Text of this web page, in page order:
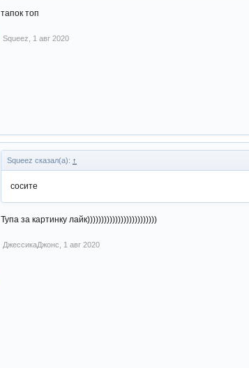
тапок топ
Squeez 1 авг 2020
Squeez сказал(а): ↑
сосите
Тупа за картинку лайк)))))))))))))))))))))))))
ДжессикаДжонс 1 авг 2020